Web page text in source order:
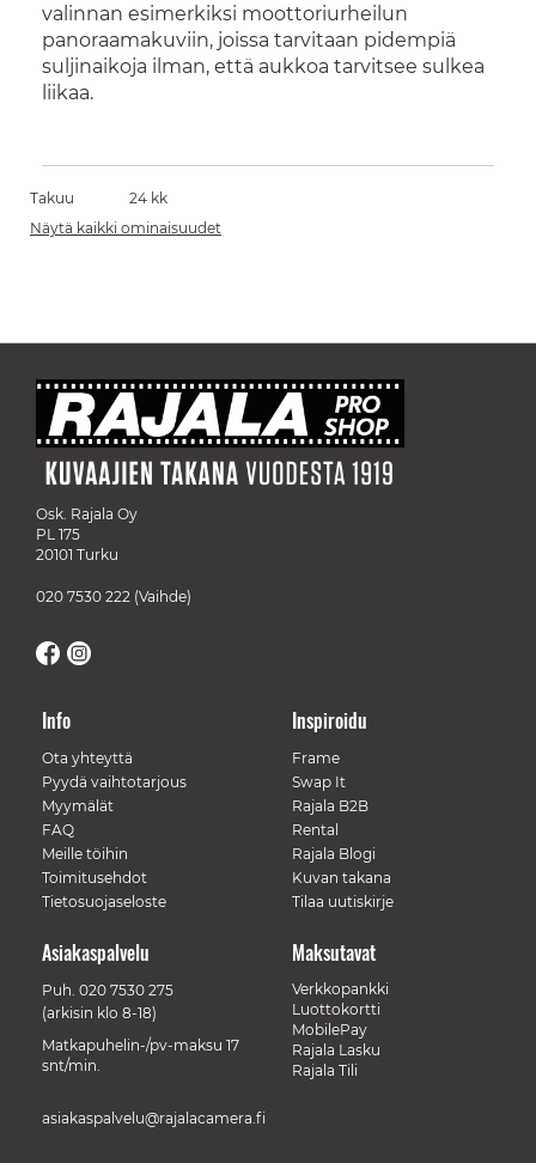
valinnan esimerkiksi moottoriurheilun
panoraamakuviin, joissa tarvitaan pidempiä
suljinaikoja ilman, että aukkoa tarvitsee sulkea
liikaa.
Takuu
24 kk
Näytä kaikki ominaisuudet
Osk. Rajala Oy
PL 175
20101 Turku
020 7530 222 (Vaihde)
Info
Ota yhteyttä
Pyydä vaihtotarjous
Myymälät
FAQ
Meille töihin
Toimitusehdot
Tietosuojaseloste
Inspiroidu
Frame
Swap It
Rajala B2B
Rental
Rajala Blogi
Kuvan takana
Tilaa uutiskirje
Maksutavat
Verkkopankki
Luottokortti
MobilePay
Rajala Lasku
Rajala Tili
Asiakaspalvelu
Puh. 020 7530 275
(arkisin klo 8-18)
Matkapuhelin-/pv-maksu 17
snt/min.
asiakaspalvelu@rajalacamera.fi